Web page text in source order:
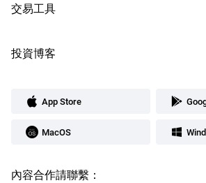
交易工具
投資博客
App Store
MacOS
內容合作請聯繫：